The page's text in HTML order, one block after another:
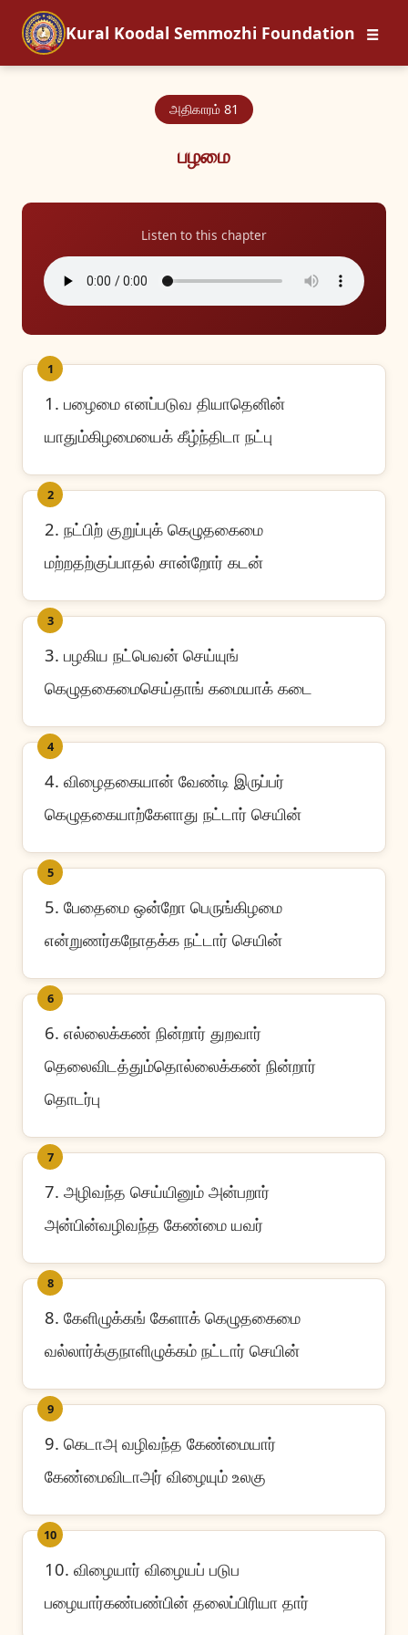
Kural Koodal Semmozhi Foundation ☰
அதிகாரம் 81
பழமை
Listen to this chapter
1
1. பழைமை எனப்படுவ தியாதெனின்
யாதும்கிழமையைக் கீழ்ந்திடா நட்பு
2
2. நட்பிற் குறுப்புக் கெழுதகைமை
மற்றதற்குப்பாதல் சான்றோர் கடன்
3
3. பழகிய நட்பெவன் செய்யுங்
கெழுதகைமைசெய்தாங் கமையாக் கடை
4
4. விழைதகையான் வேண்டி இருப்பர்
கெழுதகையாற்கேளாது நட்டார் செயின்
5
5. பேதைமை ஒன்றோ பெருங்கிழமை
என்றுணர்கநோதக்க நட்டார் செயின்
6
6. எல்லைக்கண் நின்றார் துறவார்
தெலைவிடத்தும்தொல்லைக்கண் நின்றார்
தொடர்பு
7
7. அழிவந்த செய்யினும் அன்பறார்
அன்பின்வழிவந்த கேண்மை யவர்
8
8. கேளிழுக்கங் கேளாக் கெழுதகைமை
வல்லார்க்குநாளிழுக்கம் நட்டார் செயின்
9
9. கெடாஅ வழிவந்த கேண்மையார்
கேண்மைவிடாஅர் விழையும் உலகு
10
10. விழையார் விழையப் படுப
பழையார்கண்பண்பின் தலைப்பிரியா தார்